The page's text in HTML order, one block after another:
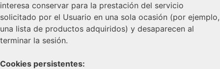
interesa conservar para la prestación del servicio
solicitado por el Usuario en una sola ocasión (por ejemplo,
una lista de productos adquiridos) y desaparecen al
terminar la sesión.
Cookies persistentes: